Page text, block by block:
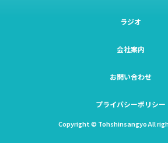
ラジオ
会社案内
お問い合わせ
プライバシーポリシー
Copyright © Tohshinsangyo All